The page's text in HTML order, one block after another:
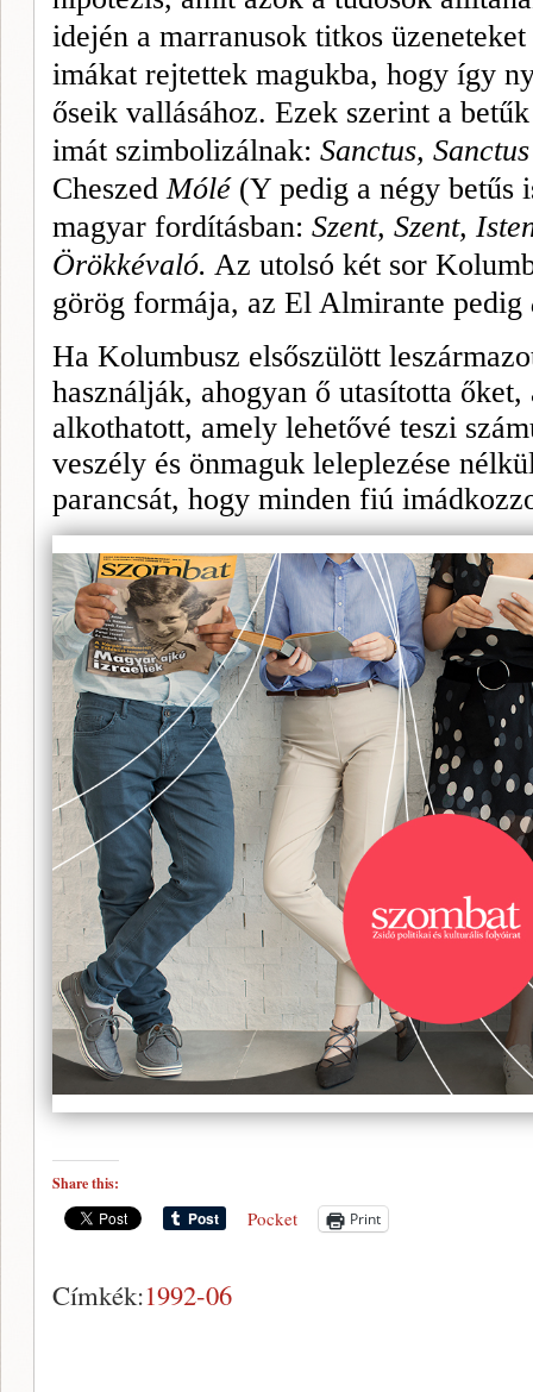
idején a marranusok tit­kos
imákat rejtet­tek magukba, hogy így
őseik vallásához. Ezek szerint a
imát szimbolizálnak: Sanctus,
CheszedMólé(Y pedig a négy betűs
magyar fordításban: Szent, Szent,
Örökkévaló. Az utolsó két sor
görög formája, az El Almirante pedig
Ha Kolumbusz elsőszülött
használják, ahogyan ő utasította
alkothatott, amely lehetővé teszi
veszély és önmaguk leleplezése
parancsát, hogy min­den fiú
Share this:
Pocket Print
Címkék:1992-06